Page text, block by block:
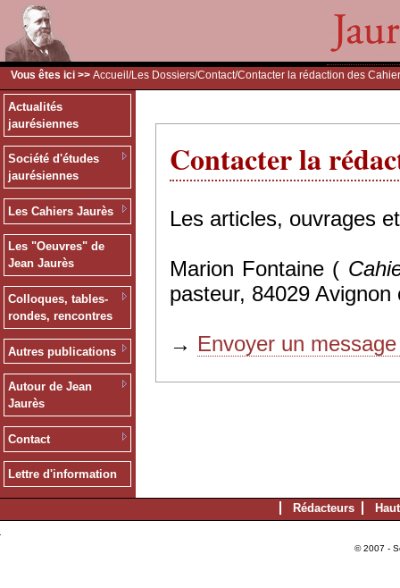
Vous êtes ici >> Accueil /Les Dossiers/Contact/Contacter la rédaction des
Actualités
jaurésiennes
Société d'études
jaurésiennes
Les Cahiers Jaurès
Les "Oeuvres" de
Jean Jaurès
Colloques, tables-
rondes, rencontres
Autres publications
Autour de Jean
Jaurès
Contact
Lettre d'information
Contacter la
Les articles, ouvrages
Marion Fontaine (
pasteur, 84029 Avignon
→ Envoyer un
Rédacteurs
© 2007 -